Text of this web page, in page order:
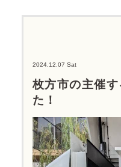
2024.12.07 Sat
枚方市の主催
た！